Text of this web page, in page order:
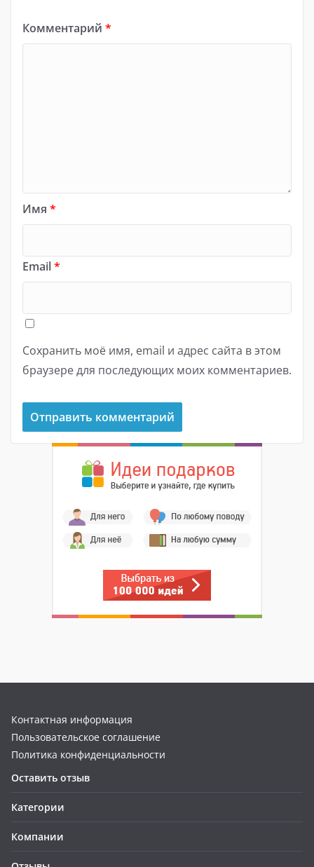
Комментарий *
Имя *
Email*
Сохранить моё имя, email и адрес сайта в этом
браузере для последующих моих комментариев.
Контактная информация
Пользовательское соглашение
Политика конфиденциальности
Оставить отзыв
Категории
Компании